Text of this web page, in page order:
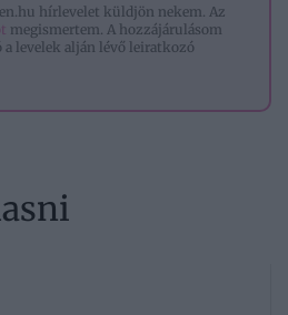
hírlevelet küldjön nekem. Az
megismertem. A hozzájárulásom
levelek alján lévő leiratkozó